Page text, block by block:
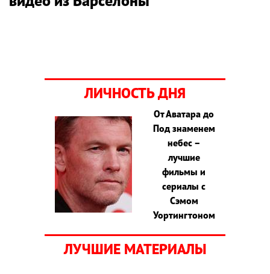
ЛИЧНОСТЬ ДНЯ
От Аватара до
Под знаменем
небес –
лучшие
фильмы и
сериалы с
Сэмом
Уортингтоном
ЛУЧШИЕ МАТЕРИАЛЫ